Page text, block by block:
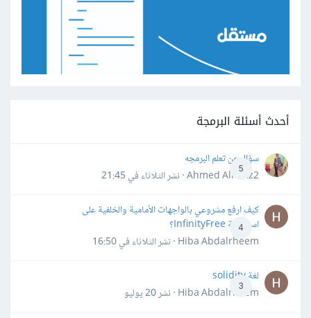
أحدث أسئلة البرمجة
5
سؤال عن تعلم البرمجه
Ahmed Alhafiz2 · نشر
الثلاثاء في 21:45
4
كيف ارفع مشروعي بالواجهات الأمامية والخلفية على
استضافة InfinityFree؟
Hiba Abdalrheem · نشر
الثلاثاء في 16:50
3
لغة solidity
Hiba Abdalrheem · نشر
20 يوليو